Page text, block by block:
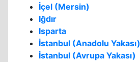
İçel (Mersin)
Iğdır
Isparta
İstanbul (Anadolu Yakası)
İstanbul (Avrupa Yakası)